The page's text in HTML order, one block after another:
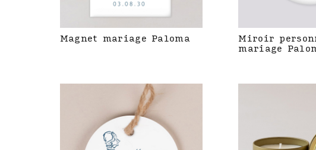
Magnet mariage Paloma
Miroir
mariage